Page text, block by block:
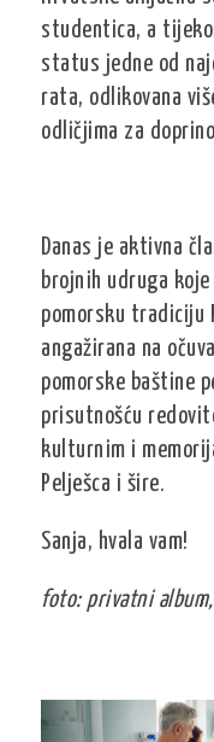
studentica, a
status jedne od
rata, odlikovana
odličjima za
Danas je aktivna
brojnih udruga
pomorsku tradiciju
angažirana na
pomorske baštine
prisutnošću
kulturnim i
Pelješca i šire.
Sanja, hvala vam!
foto: privatni